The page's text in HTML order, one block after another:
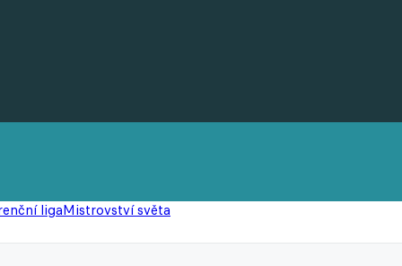
ligaMistrovství světa